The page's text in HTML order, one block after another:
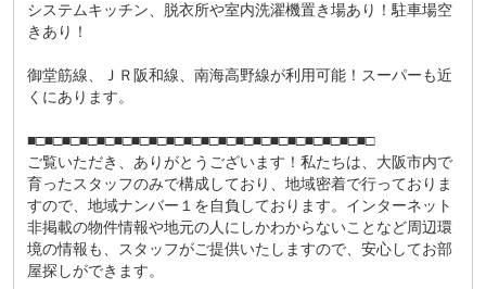
システムキッチン、脱衣所や室内洗濯機置き場あり！駐車場空
きあり！
御堂筋線、ＪＲ阪和線、南海高野線が利用可能！スーパーも近
くにあります。
■□■□■□■□■□■□■□■□■□■□■□■□■□■□■□■□■□■□■□■□
ご覧いただき、ありがとうございます！私たちは、大阪市内で
育ったスタッフのみで構成しており、地域密着で行っておりま
すので、地域ナンバー１を自負しております。インターネット
非掲載の物件情報や地元の人にしかわからないことなど周辺環
境の情報も、スタッフがご提供いたしますので、安心してお部
屋探しができます。